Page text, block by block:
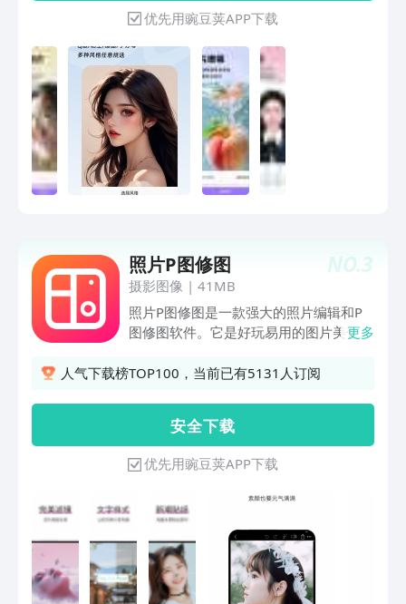
支持粘土滤镜、3D手办、积木、3D卡
通、动漫等多种风格滤镜，一键进行风格
重绘； 拉伸修复：一键修复拉伸图片；
内存压缩：对图片的内存大小进行压缩调
整； 格式转换：对图片的格式进行调
整； 黑白上色：对黑白图片进行上色处
理； 尺寸缩放：对图片进行像素级的大
小调整，支持批量处理。
优先用豌豆荚APP下载
NO.3
照片P图修图
摄影图像 | 41MB
照片P图修图是一款强大的照片编辑和P
图修图软件。它是好玩易用的图片美化和
景，相框，荧光笔，水印，虚化等基础美
【特色功能】独家滤镜：80多种预设的
夺人眼球的精美滤镜供您选择，人像单独
美化。照片美颜：智能瘦脸、美白、美
拍、去眼袋，展现自然美颜自拍效果。海
量贴纸：提供百种以上趣味贴纸、表情和
相框，让您的照片与众不同。文字水印：
轻松为照片添加文字和水印。拼图功能：
采用全新智能方式将任意照片变为精美拼
图。
更多
人气下载榜TOP100，当前已有5131人订阅
安 全 下 载
优先用豌豆荚APP下载